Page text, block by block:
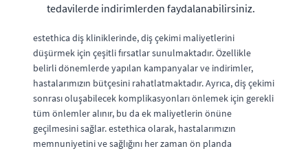
tedavilerde indirimlerden faydalanabilirsiniz.
estethica diş kliniklerinde, diş çekimi maliyetlerini
düşürmek için çeşitli fırsatlar sunulmaktadır. Özellikle
belirli dönemlerde yapılan kampanyalar ve indirimler,
hastalarımızın bütçesini rahatlatmaktadır. Ayrıca, diş çekimi
sonrası oluşabilecek komplikasyonları önlemek için gerekli
tüm önlemler alınır, bu da ek maliyetlerin önüne
geçilmesini sağlar. estethica olarak, hastalarımızın
memnuniyetini ve sağlığını her zaman ön planda